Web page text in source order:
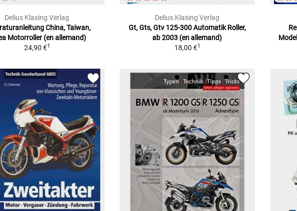
Delius Klasing Verlag
China, Taiwan,
Motorroller (en allemand)
24,90 €1
Delius Klasing Verlag
Gt, Gts, Gtv 125-300 Automatik Roller,
ab 2003 (en allemand)
18,00 €1